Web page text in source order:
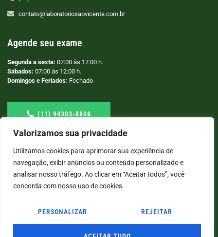
Valorizamos sua privacidade
Utilizamos cookies para aprimorar sua experiência de
navegação, exibir anúncios ou conteúdo personalizado e
analisar nosso tráfego. Ao clicar em “Aceitar todos”, você
concorda com nosso uso de cookies.
PERSONALIZAR REJEITAR
contato@laboratoriosaovicente.com.br
Agende seu exame
Segunda a sexta: 07:00 às 17:00 h.
Sábados: 07:00 às 12:00 h.
Domingos e Feriados: Fechado
(11) 94303‑8808
© COPYRIGHT2026→ LABORATÓRIO SÃO VICENTE → POR: CONEKI - SOLUÇÕES DIGITAIS |